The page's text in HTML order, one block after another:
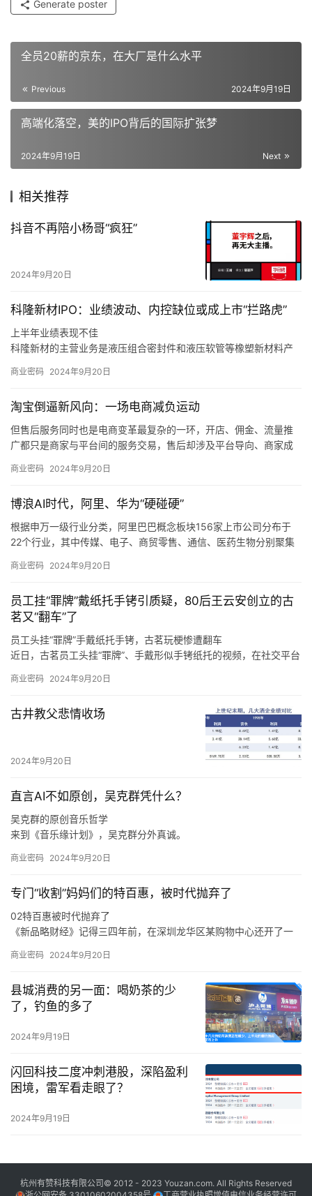
Generate poster
全员20薪的京东，在大厂是什么水平
Previous 2024年9月19日
高端化落空，美的IPO背后的国际扩张梦
Next
2024年9月19日
相关推荐
抖音不再陪小杨哥“疯狂”
2024年9月20日
科隆新材IPO：业绩波动、内控缺位或成上市“拦路虎”
上半年业绩表现不佳
科隆新材的主营业务是液压组合密封件和液压软管等橡塑新材料产
产、销售和维修，同时也为风电、军工、高铁等行业客户提供定制
同时，如果未来煤炭主体能源地位被快速替代，下游客户新机装备
需求减少，科隆新材又未能拓展旧机维修业务，或是未能适应市场
变化、新技术和新产品未能顺应市场发展趋势，那么科隆新材就存
营业绩造成不利影响。
商业密码 2024年9月20日
淘宝倒逼新风向：一场电商减负运动
但售后服务同时也是电商变革最复杂的一环，开店、佣金、流量推
广都只是商家与平台间的服务交易，售后却涉及平台导向、商家成
接制约，是各方利益最难平衡的地方。
从推出「仅退款」的游戏规则制定者、大家长，逐渐过渡到生态系
统的设计者、平衡商家和消费者利益的服务商。
商业密码 2024年9月20日
博浪AI时代，阿里、华为“硬碰硬”
根据申万一级行业分类，阿里巴巴概念板块156家上市公司分布于
22个行业，其中传媒、电子、商贸零售、通信、医药生物分别聚集
根据申万一级行业分类，华为概念板块896家上市公司分布于28个
了220、193、92、65、61只概念股。
商业密码 2024年9月20日
员工挂“罪牌”戴纸托手铐引质疑，80后王云安创立的古
茗又“翻车”了
员工头挂“罪牌”手戴纸托手铐，古茗玩梗惨遭翻车
近日，古茗员工头挂“罪牌”、手戴形似手铐纸托的视频，在社交平台
至于上海，王云安认为该市场毗邻浙江，因此会有一定的消费者基
收益更难做好，“我们在进省会城市，以及大的一线城市的时候，我
们一定是做好准备了再去的，比如上海的消费者到底要什么，我们
进去应该怎么做才可以让更多的店做得更好，古茗能够给上海的消
费者带来什么样的不同呢，这些是我们要去思考的。
商业密码 2024年9月20日
古井教父悲情收场
2024年9月20日
直言AI不如原创，吴克群凭什么？
吴克群的原创音乐哲学
来到《音乐缘计划》，吴克群分外真诚。
是源自于他与原创音乐人之间的惺惺相惜。
目的嘉宾，他也是作为一名原创音乐人出现在舞台上，让一切热爱
与纯粹都具象化。
于是，面对当下音乐生态的顽疾，新生代音乐人的困境，吴克群会
商业密码 2024年9月20日
专门“收割”妈妈们的特百惠，被时代抛弃了
02特百惠被时代抛弃了
《新品略财经》记得三四年前，在深圳龙华区某购物中心还开了一
卖得还不错。
的产物，这与消费环境、消费需求、市场竞争，乃至是与特百惠的
传统商业模式等各方面密切相关。
从产品层面来说，特百惠是化学科技运用到日用物品的代表案例，
在特百惠诞生的年代，家庭有着食物保鲜难的痛点，特别是在冰箱
商业密码 2024年9月20日
县城消费的另一面：喝奶茶的少
了，钓鱼的多了
2024年9月19日
闪回科技二度冲刺港股，深陷盈利
困境，雷军看走眼了？
2024年9月19日
杭州有赞科技有限公司© 2012 - 2023 Youzan.com. All Rights Reserved